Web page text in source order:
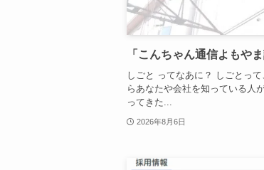
「こんちゃん通信よもやま
しごと ってなあに？ しごとっ
らあなたや会社を知っている人
ってきた...
2026年8月6日